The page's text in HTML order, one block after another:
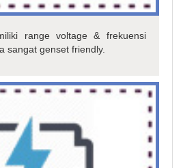
range voltage & frekuensi
sangat genset friendly.